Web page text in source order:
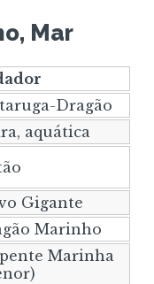
Mar
Dragão
aquática
Gigante
Marinho
Marinha